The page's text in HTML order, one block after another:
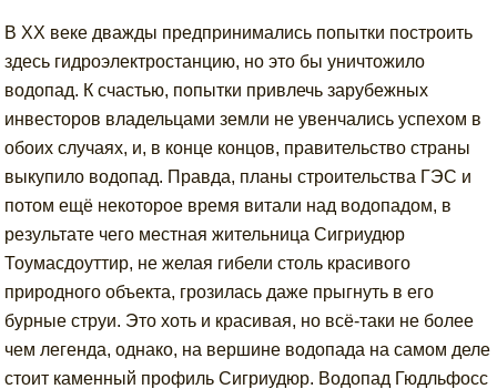
В XX веке дважды предпринимались попытки построить
здесь гидроэлектростанцию, но это бы уничтожило
водопад. К счастью, попытки привлечь зарубежных
инвесторов владельцами земли не увенчались успехом в
обоих случаях, и, в конце концов, правительство страны
выкупило водопад. Правда, планы строительства ГЭС и
потом ещё некоторое время витали над водопадом, в
результате чего местная жительница Сигриудюр
Тоумасдоуттир, не желая гибели столь красивого
природного объекта, грозилась даже прыгнуть в его
бурные струи. Это хоть и красивая, но всё-таки не более
чем легенда, однако, на вершине водопада на самом деле
стоит каменный профиль Сигриудюр. Водопад Гюдльфосс